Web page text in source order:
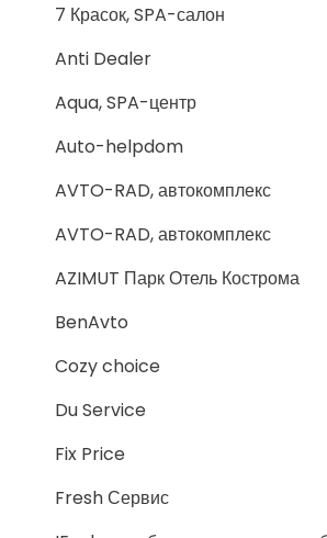
7 Красок, SPA-салон
Anti Dealer
Aqua, SPA-центр
Auto-helpdom
AVTO-RAD, автокомплекс
AVTO-RAD, автокомплекс
AZIMUT Парк Отель Кострома
BenAvto
Cozy choice
Du Service
Fix Price
Fresh Сервис